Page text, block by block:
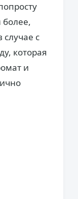
более,
случае с
которая
и